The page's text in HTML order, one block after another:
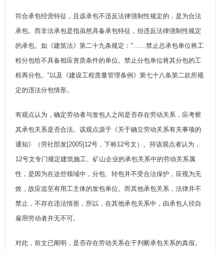
符合承包经营特征，且该承包不违反法律强制性规定的，是为合法
承包。而非法承包是指虽然具备承包特征，但违反法律强制性规定
的承包。如《建筑法》第二十九条规定："……禁止总承包单位将工
程分包给不具备相应资质条件的单位。禁止分包单位将其分包的工
程再分包。"以及《建设工程质量管理条例》第七十八条第二款所规
定的违法分包情形。
有观点认为，确定劳动者与发包人之间是否存在劳动关系，应考察
其承包关系是否合法。该观点源于《关于确立劳动关系有关事项的
通知》（劳社部发[2005]12号，下称12号文）。持该观点者认为，
12号文专门规定建筑施工、矿山企业的承包关系中的劳动关系属
性，是因为在这些领域中，分包、转包并不受合法保护，应视为无
效，故应追至有用工主体的发包单位。而其他承包关系，法律并不
禁止，不存在违法情形，所以，在其他承包关系中，由承包人径自
雇用劳动者并无不可。
对此，前文已阐明，是否存在劳动关系在于判断承包关系的真假。